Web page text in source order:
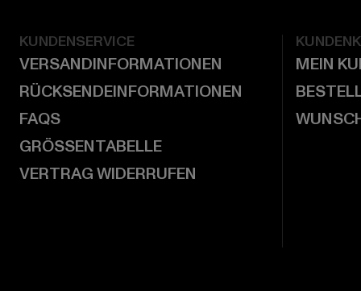
KUNDENSERVICE
VERSANDINFORMATIONEN
RÜCKSENDEINFORMATIONEN
FAQS
GRÖSSENTABELLE
VERTRAG WIDERRUFEN
MEIN